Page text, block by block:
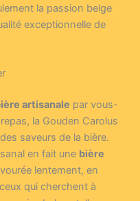
la passion belge
exceptionnelle de
artisanale par vous-
la Gouden Carolus
saveurs de la bière.
en fait une bière
lentement, en
qui cherchent à